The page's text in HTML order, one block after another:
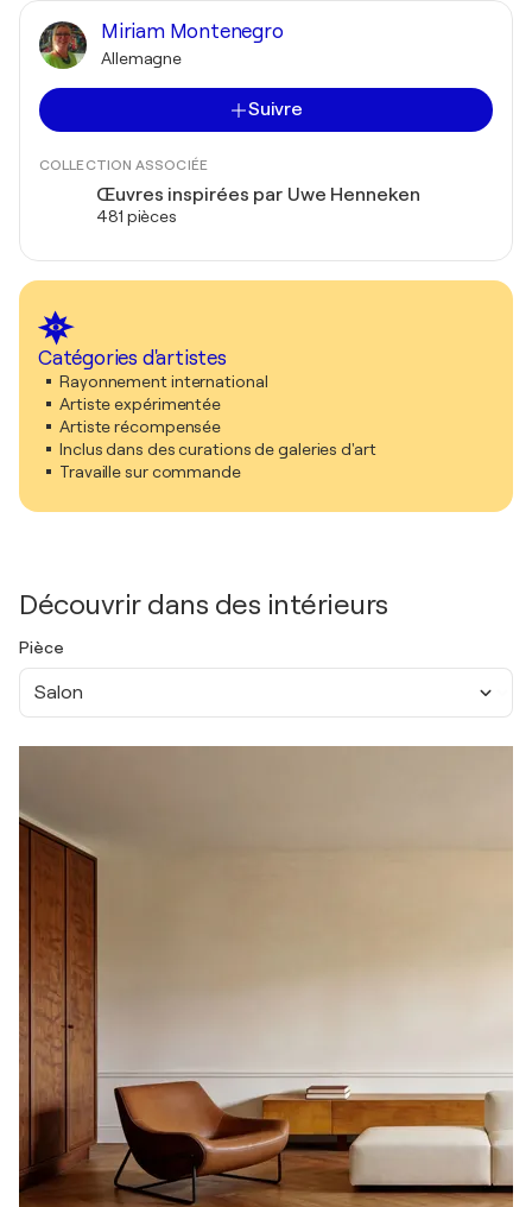
Miriam Montenegro
Allemagne
Suivre
COLLECTION ASSOCIÉE
Œuvres inspirées par Uwe Henneken
481 pièces
Catégories d'artistes
Rayonnement international
Artiste expérimentée
Artiste récompensée
Inclus dans des curations de galeries d'art
Travaille sur commande
Découvrir dans des intérieurs
Pièce
Salon